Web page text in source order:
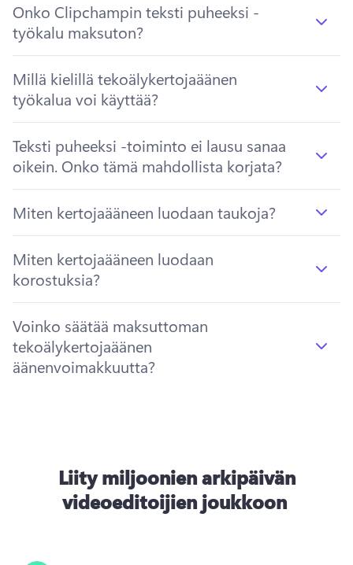
Onko Clipchampin teksti puheeksi -
työkalu maksuton?
Millä kielillä tekoälykertojaäänen
työkalua voi käyttää?
Teksti puheeksi -toiminto ei lausu sanaa
oikein. Onko tämä mahdollista korjata?
Miten kertojaääneen luodaan taukoja?
Miten kertojaääneen luodaan
korostuksia?
Voinko säätää maksuttoman
tekoälykertojaäänen
äänenvoimakkuutta?
Liity miljoonien arkipäivän
videoeditoijien joukkoon